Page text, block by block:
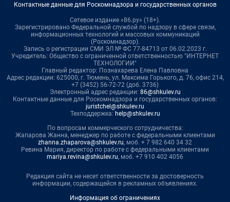
Контактные данные для Роскомнадзора и государственных органов
Сетевое издание «86.ру» (18+).
Зарегистрировано Федеральной службой по надзору в сфере связи,
информационных технологий и массовых коммуникаций
(Роскомнадзор).
Запись о регистрации СМИ ЭЛ № ФС 77-84713 от 06.02.2023 г.
Учредитель: Общество с ограниченной ответственностью "ИНТЕРНЕТ
ТЕХНОЛОГИИ"
Главный редактор: Познахарева Елена Павловна
Адрес редакции: 625000, г. Тюмень, ул. Максима Горького, д. 76, офис 214,
+7 (3452) 56-72-72 (доб. 3736)
Электронный адрес редакции: 86@shkulev.ru
Контактные данные для Роскомнадзора и государственных органов:
juristchel@shkulev.ru
Техподдержка: help@shkulev.ru
По вопросам коммерческого сотрудничества:
Жапарова Жанна, менеджер по работе с федеральными клиентами
zhanna.zhaparova@shkulev.ru, моб. + 7 982 640 34 32
Ревина Мария, директор по работе с федеральными клиентами
mariya.revina@shkulev.ru, моб. +7 910 402 4056
Редакция сайта не несет ответственности за достоверность
информации, содержащейся в рекламных объявлениях.
Информация об ограничениях